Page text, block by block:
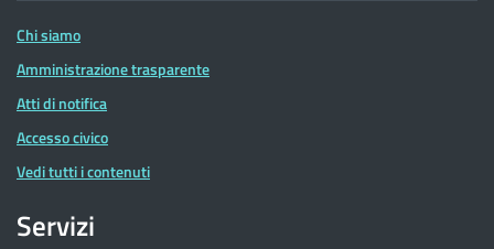
Chi siamo
Amministrazione trasparente
Atti di notifica
Accesso civico
Vedi tutti i contenuti
Servizi